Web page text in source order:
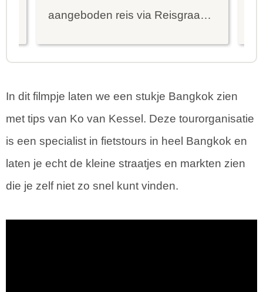
aangeboden reis via Reisgraag
mooie dingen van het eiland te
In dit filmpje laten we een stukje Bangkok zien
met tips van Ko van Kessel. Deze tourorganisatie
is een specialist in fietstours in heel Bangkok en
laten je echt de kleine straatjes en markten zien
die je zelf niet zo snel kunt vinden.